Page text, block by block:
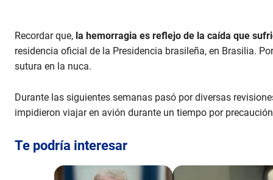
o
u
m
0
%
Recordar que, la hemorragia es reflejo de la caída que
residencia oficial de la Presidencia brasileña, en Brasilia.
sutura en la nuca.
Durante las siguientes semanas pasó por diversas
impidieron viajar en avión durante un tiempo por
Te podría interesar